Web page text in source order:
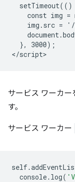
setTimeout(()
const img =
img.src =
  }, 3000);
サービス ワーカ
す。
サービス ワーカー
self.
console. log(